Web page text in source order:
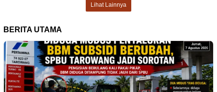
Lihat Lainnya
BERITA UTAMA